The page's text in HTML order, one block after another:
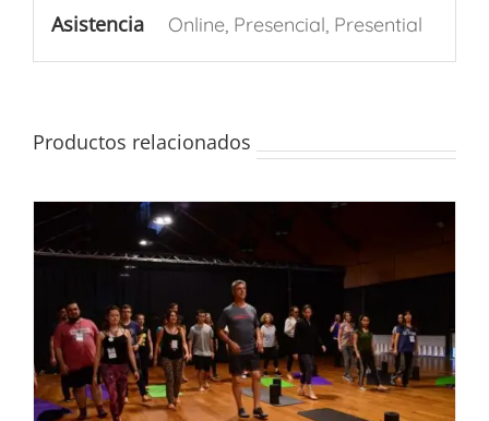
Asistencia Online, Presencial, Presential
Productos relacionados